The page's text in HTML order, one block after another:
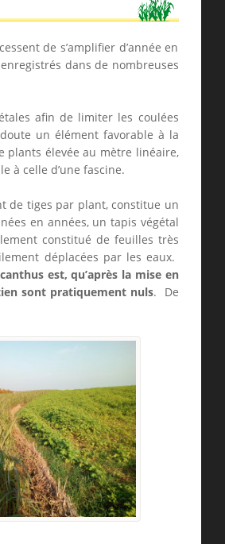
de s’amplifier d’année en
dans de nombreuses
afin de limiter les coulées
un élément favorable à la
plants élevée au mètre linéaire,
à celle d’une fascine.
de tiges par plant, constitue un
en années, un tapis végétal
constitué de feuilles très
déplacées par les eaux.
est, qu’après la mise en
sont pratiquement nuls. De